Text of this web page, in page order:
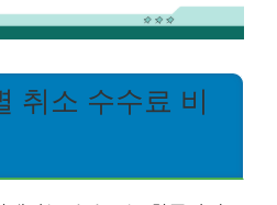
취소 수수료 비